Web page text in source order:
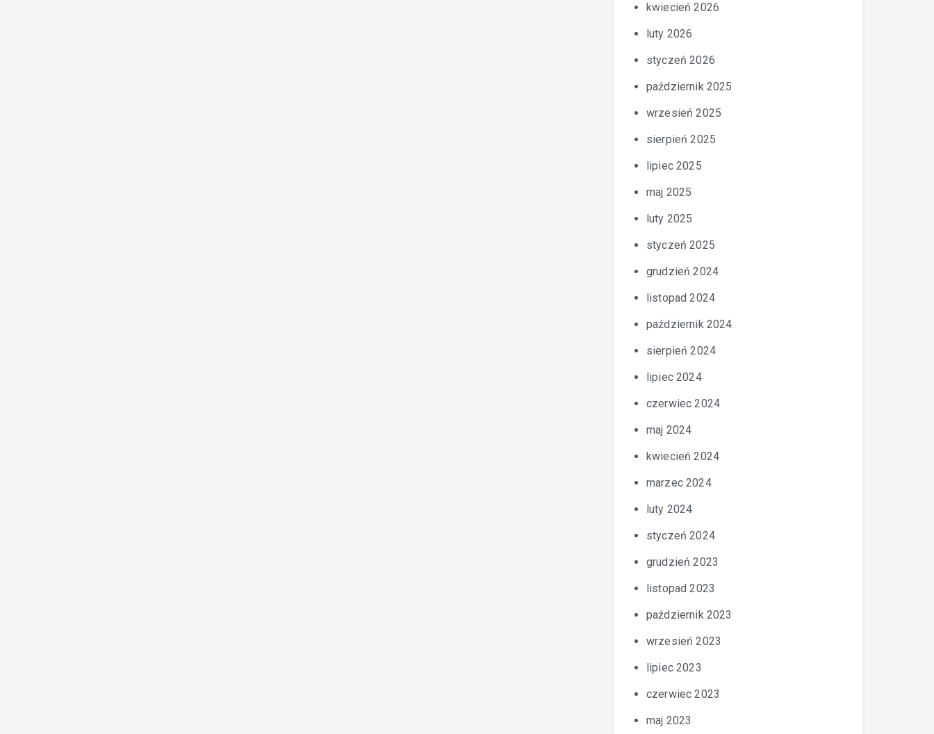
kwiecień 2026
luty 2026
styczeń 2026
październik 2025
wrzesień 2025
sierpień 2025
lipiec 2025
maj 2025
luty 2025
styczeń 2025
grudzień 2024
listopad 2024
październik 2024
sierpień 2024
lipiec 2024
czerwiec 2024
maj 2024
kwiecień 2024
marzec 2024
luty 2024
styczeń 2024
grudzień 2023
listopad 2023
październik 2023
wrzesień 2023
lipiec 2023
czerwiec 2023
maj 2023